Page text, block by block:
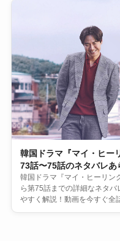
韓国ドラマ『マイ・ヒー
73話〜75話のネタバレあ
韓国ドラマ『マイ・ヒーリン
ら第75話までの詳細なネタ
やすく解説！動画を今すぐ全